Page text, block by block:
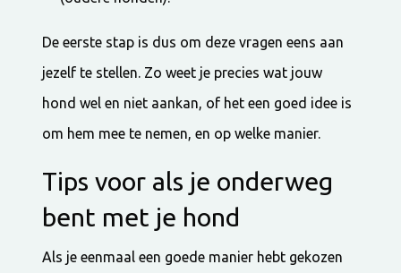
De eerste stap is dus om deze vragen eens aan
jezelf te stellen. Zo weet je precies wat jouw
hond wel en niet aankan, of het een goed idee is
om hem mee te nemen, en op welke manier.
Tips voor als je onderweg
bent met je hond
Als je eenmaal een goede manier hebt gekozen